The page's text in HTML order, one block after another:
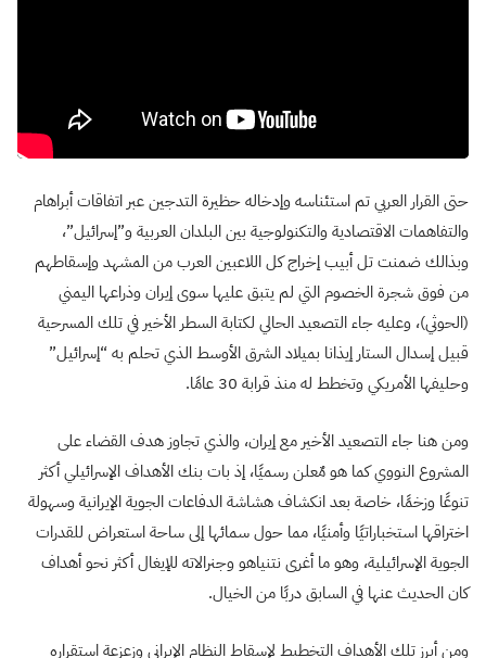
حتى القرار العربي تم استئناسه وإدخاله حظيرة التدجين عبر اتفاقات أبراهام
والتفاهمات الاقتصادية والتكنولوجية بين البلدان العربية و”إسرائيل”،
وبذالك ضمنت تل أبيب إخراج كل اللاعبين العرب من المشهد وإسقاطهم
من فوق شجرة الخصوم التي لم يتبق عليها سوى إيران وذراعها اليمني
(الحوثي)، وعليه جاء التصعيد الحالي لكتابة السطر الأخير في تلك المسرحية
قبيل إسدال الستار إيذانا بميلاد الشرق الأوسط الذي تحلم به “إسرائيل”
وحليفها الأمريكي وتخطط له منذ قرابة 30 عامًا.
ومن هنا جاء التصعيد الأخير مع إيران، والذي تجاوز هدف القضاء على
المشروع النووي كما هو مٌعلن رسميًا، إذ بات بنك الأهداف الإسرائيلي أكثر
تنوعًا وزخمًا، خاصة بعد انكشاف هشاشة الدفاعات الجوية الإيرانية وسهولة
اختراقها استخباراتيًا وأمنيًا، مما حول سمائها إلى ساحة استعراض للقدرات
الجوية الإسرائيلية، وهو ما أغرى نتنياهو وجنرالاته للإيغال أكثر نحو أهداف
كان الحديث عنها في السابق دربًا من الخيال.
ومن أبرز تلك الأهداف التخطيط لإسقاط النظام الإيراني وزعزعة استقراره